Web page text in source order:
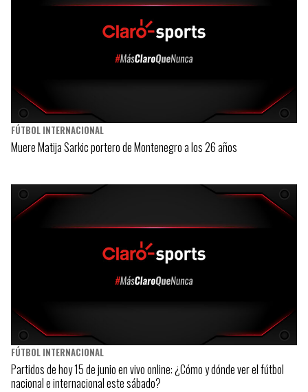
FÚTBOL INTERNACIONAL
Muere Matija Sarkic portero de Montenegro a los 26 años
FÚTBOL INTERNACIONAL
Partidos de hoy 15 de junio en vivo online: ¿Cómo y dónde ver el fútbol
nacional e internacional este sábado?